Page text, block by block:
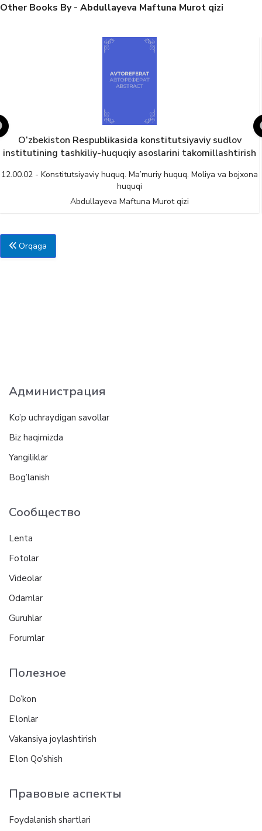
Other Books By - Abdullayeva Maftuna Murot qizi
Respublikasida konstitutsiyaviy sudlov
tashkiliy-huquqiy asoslarini takomillashtirish
- Konstitutsiyaviy huquq. Ma’muriy huquq. Moliya va bojxona
Abdullayeva Maftuna Murot qizi
Orqaga
Администрация
Ko’p uchraydigan savollar
Biz haqimizda
Yangiliklar
Bog’lanish
Сообщество
Lenta
Fotolar
Videolar
Odamlar
Guruhlar
Forumlar
Полезное
Do’kon
E’lonlar
Vakansiya joylashtirish
E’lon Qo’shish
Правовые аспекты
Foydalanish shartlari